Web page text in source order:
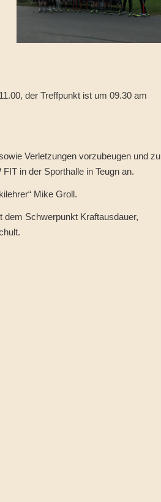
der Treffpunkt ist um 09.30 am
Verletzungen vorzubeugen und zu
in der Sporthalle in Teugn an.
Mike Groll.
dem Schwerpunkt Kraftausdauer,